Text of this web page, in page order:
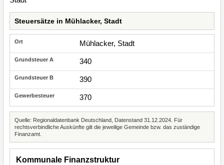
Steuersätze in Mühlacker, Stadt
Mühlacker, Stadt
340
390
370
Quelle: Regionaldatenbank Deutschland, Datenstand 31.12.2024. Für
rechtsverbindliche Auskünfte gilt die jeweilige Gemeinde bzw. das zuständige
Finanzamt.
Kommunale Finanzstruktur